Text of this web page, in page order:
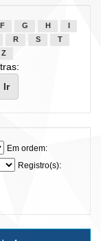
F G H
R S
T
Z
Em ordem:
Registro(s):